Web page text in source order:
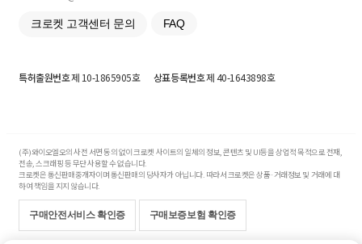
크로켓 고객센터 문의 FAQ
특허출원번호제 10-1865905호 상표등록번호제 40-1643898호
(주)와이오엘오의 사전 서면 동의 없이 크로켓 사이트의 일체의 정보, 콘텐츠 및 UI등을 상업적 목적으로 전재,
전송, 스크래핑 등 무단 사용할 수 없습니다.
크로켓은 통신판매중개자이며 통신판매의 당사자가 아닙니다. 따라서 크로켓은 상품·거래정보 및 거래에 대
하여 책임을 지지 않습니다.
구매안전서비스 확인증 구매보증보험 확인증